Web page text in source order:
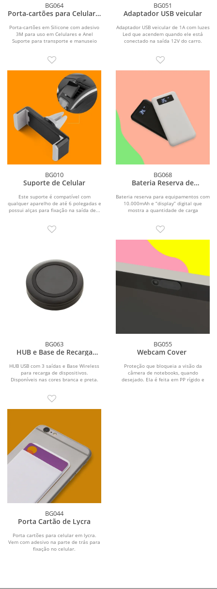
BG064
Porta-cartões para Celular e
Porta-cartões em Silicone com adesivo
3M para uso em Celulares e Anel
Suporte para transporte e manuseio
BG051
Adaptador USB veicular
Adaptador USB veicular de 1A com luzes
Led que acendem quando ele está
conectado na saída 12V do carro.
BG010
Suporte de Celular
Este suporte é compatível com
qualquer aparelho de até 6 polegadas e
possui alças para fixação na saída de...
BG068
Bateria Reserva de
Bateria reserva para equipamentos com
10.000mAh e “display” digital que
mostra a quantidade de carga
BG063
HUB e Base de Recarga
HUB USB com 3 saídas e Base Wireless
para recarga de dispositivos.
Disponíveis nas cores branca e preta.
BG055
Webcam Cover
Proteção que bloqueia a visão da
câmera de notebooks, quando
desejado. Ela é feita em PP rígido e
BG044
Porta Cartão de Lycra
Porta cartões para celular em lycra.
Vem com adesivo na parte de trás para
fixação no celular.